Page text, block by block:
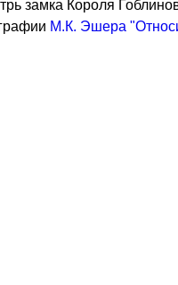
замка Короля
М.К. Эшера